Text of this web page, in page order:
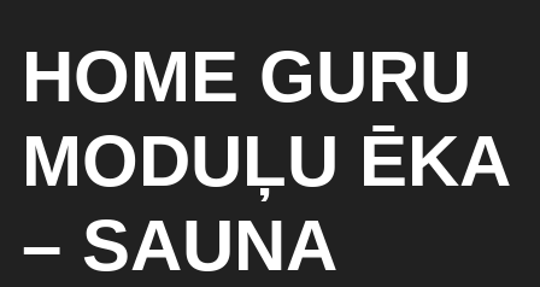
HOME GURU
MODUĻU ĒKA
– SAUNA